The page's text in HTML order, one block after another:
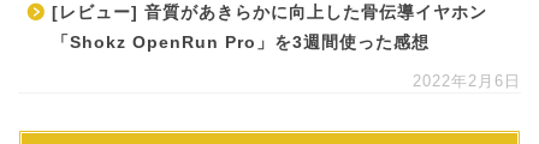
[レビュー] 音質があきらかに向上した骨伝導イヤホン
「Shokz OpenRun Pro」を3週間使った感想
2022年2月6日